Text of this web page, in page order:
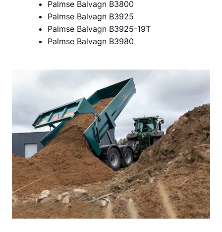
Palmse Balvagn B3800
Palmse Balvagn B3925
Palmse Balvagn B3925-19T
Palmse Balvagn B3980